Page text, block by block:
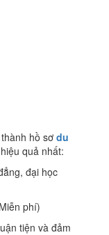
hồ sơ du
quả nhất:
đại học
phí)
tiện và đảm